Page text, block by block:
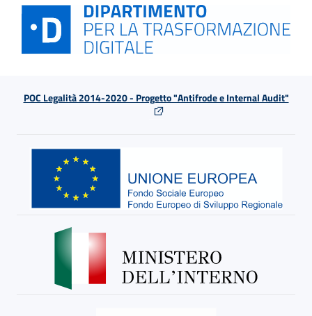
POC Legalità 2014-2020 - Progetto "Antifrode e Internal Audit"